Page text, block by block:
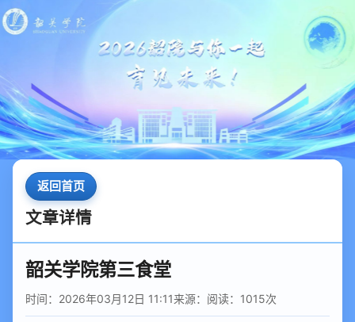
返回首页
文章详情
韶关学院第三食堂
时间：2026年03月12日 11:11来源： 阅读： 1015次